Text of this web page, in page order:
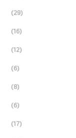
(29)
(16)
(12)
(6)
(8)
(6)
(17)